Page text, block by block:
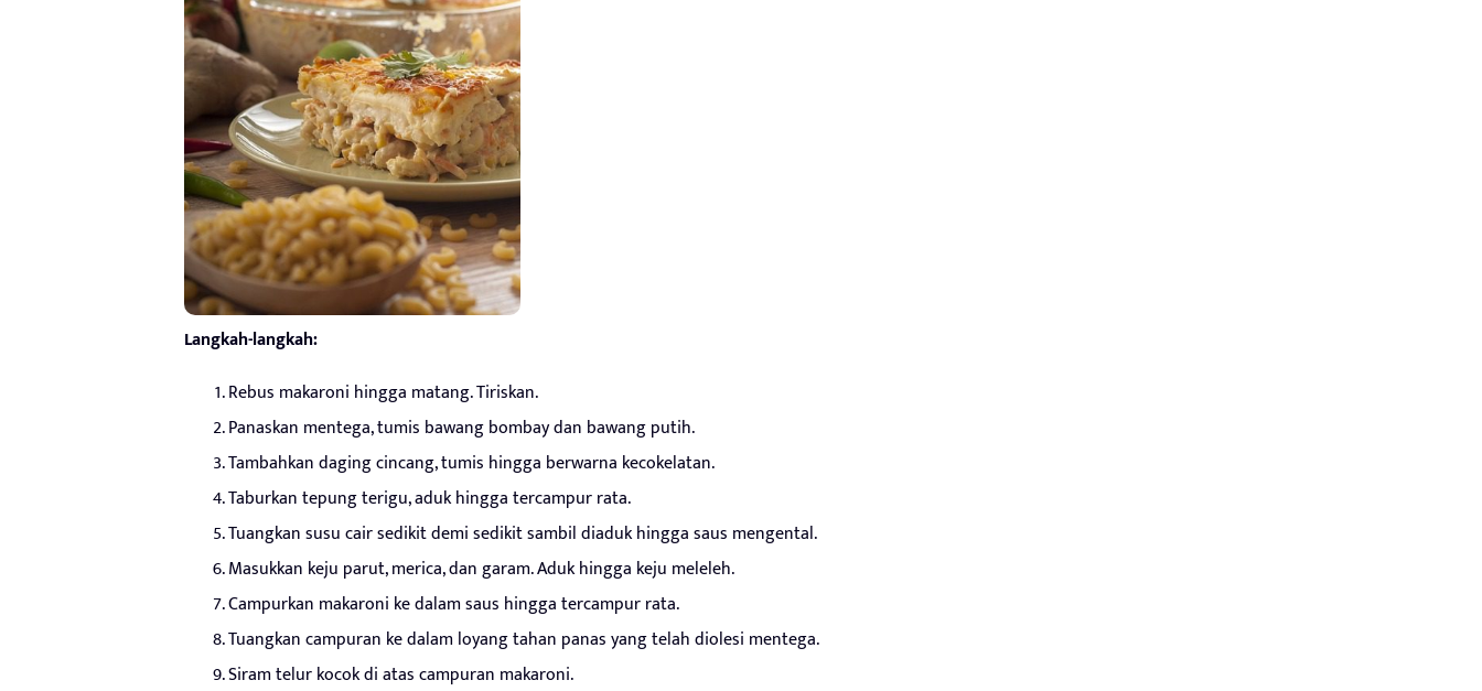
Langkah-langkah:
Rebus makaroni hingga matang. Tiriskan.
Panaskan mentega, tumis bawang bombay dan bawang putih.
Tambahkan daging cincang, tumis hingga berwarna kecokelatan.
Taburkan tepung terigu, aduk hingga tercampur rata.
Tuangkan susu cair sedikit demi sedikit sambil diaduk hingga saus mengental.
Masukkan keju parut, merica, dan garam. Aduk hingga keju meleleh.
Campurkan makaroni ke dalam saus hingga tercampur rata.
Tuangkan campuran ke dalam loyang tahan panas yang telah diolesi mentega.
Siram telur kocok di atas campuran makaroni.